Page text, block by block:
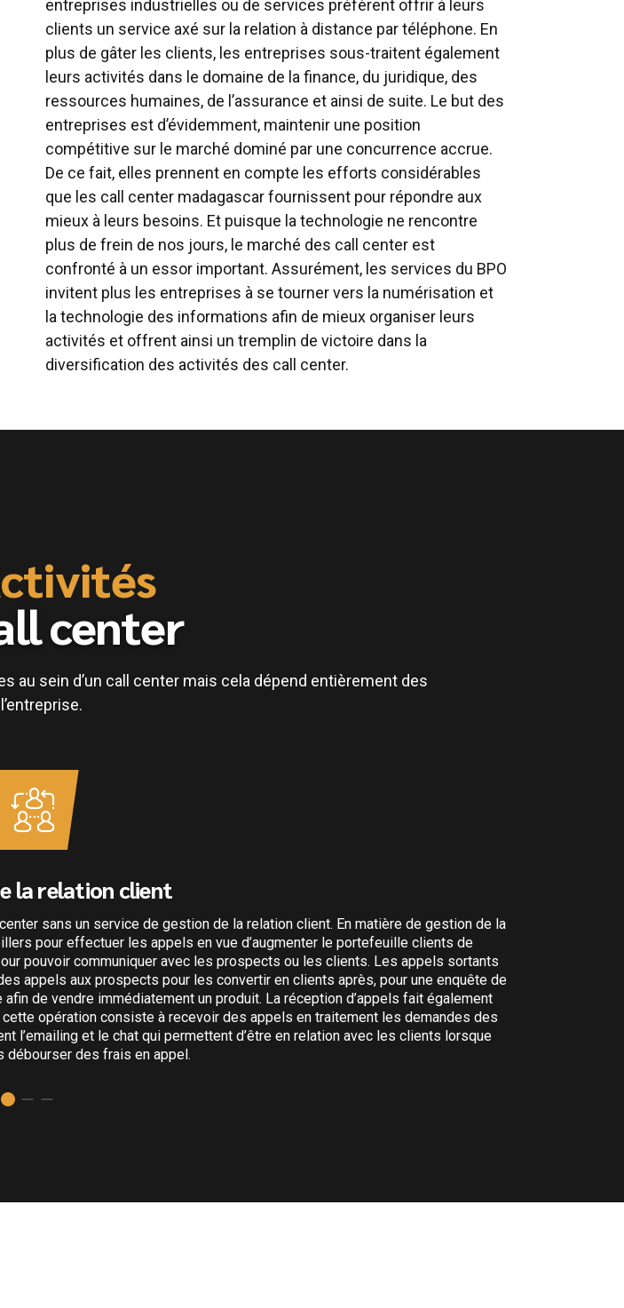
entreprises industrielles ou de services préfèrent offrir à leurs
clients un service axé sur la relation à distance par téléphone. En
plus de gâter les clients, les entreprises sous-traitent également
leurs activités dans le domaine de la finance, du juridique, des
ressources humaines, de l’assurance et ainsi de suite. Le but des
entreprises est d’évidemment, maintenir une position
compétitive sur le marché dominé par une concurrence accrue.
De ce fait, elles prennent en compte les efforts considérables
que les call center madagascar fournissent pour répondre aux
mieux à leurs besoins. Et puisque la technologie ne rencontre
plus de frein de nos jours, le marché des call center est
confronté à un essor important. Assurément, les services du BPO
invitent plus les entreprises à se tourner vers la numérisation et
la technologie des informations afin de mieux organiser leurs
activités et offrent ainsi un tremplin de victoire dans la
diversification des activités des call center.
center
au sein d’un call center mais cela dépend entièrement des
la relation client
sans un service de gestion de la relation client. En matière de gestion de la
pour effectuer les appels en vue d’augmenter le portefeuille clients de
pouvoir communiquer avec les prospects ou les clients. Les appels sortants
appels aux prospects pour les convertir en clients après, pour une enquête de
de vendre immédiatement un produit. La réception d’appels fait également
opération consiste à recevoir des appels en traitement les demandes des
l’emailing et le chat qui permettent d’être en relation avec les clients lorsque
débourser des frais en appel.